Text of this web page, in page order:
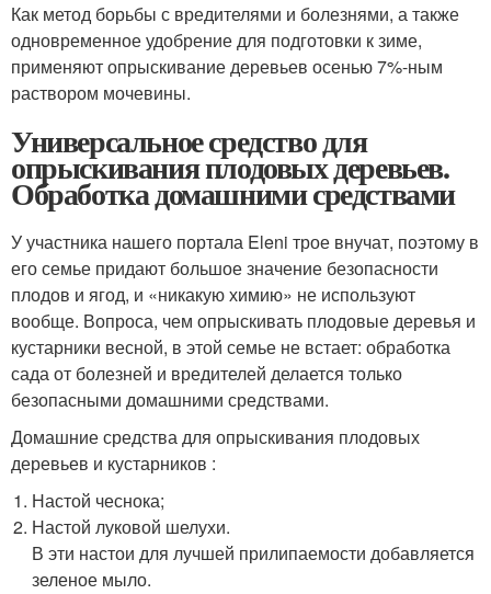
Как метод борьбы с вредителями и болезнями, а также
одновременное удобрение для подготовки к зиме,
применяют опрыскивание деревьев осенью 7%-ным
раствором мочевины.
Универсальное средство для
опрыскивания плодовых деревьев.
Обработка домашними средствами
У участника нашего портала Eleni трое внучат, поэтому в
его семье придают большое значение безопасности
плодов и ягод, и «никакую химию» не используют
вообще. Вопроса, чем опрыскивать плодовые деревья и
кустарники весной, в этой семье не встает: обработка
сада от болезней и вредителей делается только
безопасными домашними средствами.
Домашние средства для опрыскивания плодовых
деревьев и кустарников :
Настой чеснока;
Настой луковой шелухи.
В эти настои для лучшей прилипаемости добавляется
зеленое мыло.